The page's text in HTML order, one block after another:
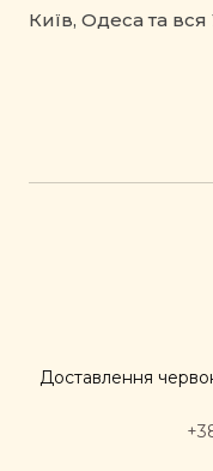
Київ, Одеса та вся
Доставлення